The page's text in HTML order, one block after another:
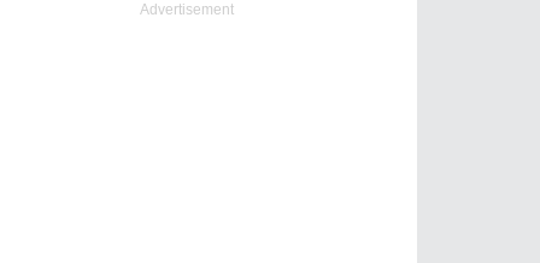
Advertisement